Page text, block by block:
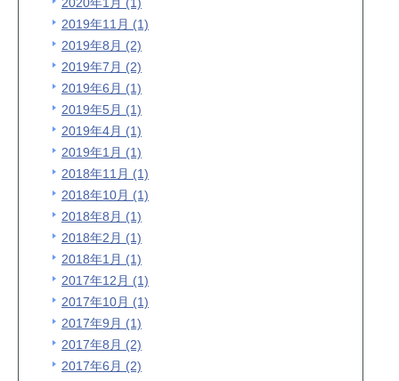
2020年1月 (1)
2019年11月 (1)
2019年8月 (2)
2019年7月 (2)
2019年6月 (1)
2019年5月 (1)
2019年4月 (1)
2019年1月 (1)
2018年11月 (1)
2018年10月 (1)
2018年8月 (1)
2018年2月 (1)
2018年1月 (1)
2017年12月 (1)
2017年10月 (1)
2017年9月 (1)
2017年8月 (2)
2017年6月 (2)